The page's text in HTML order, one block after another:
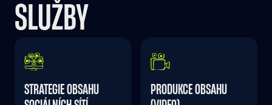
SLUŽBY
STRATEGIE OBSAHU
PRODUKCE OBSAHU